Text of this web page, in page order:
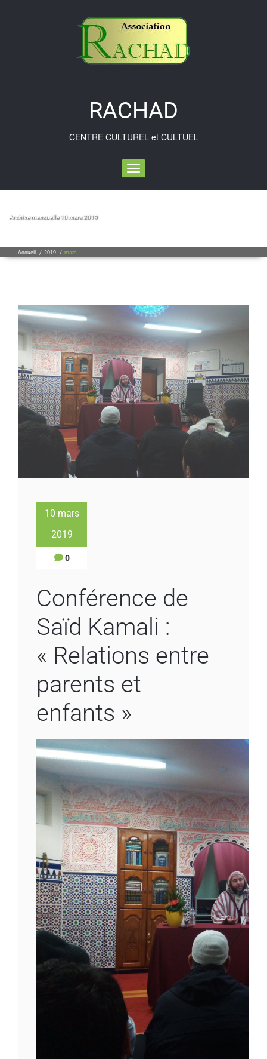
RACHAD
CENTRE CULTUREL et CULTUEL
Toggle navigation
Archive mensuelle 10 mars 2019
Accueil / 2019 / mars
10 mars
2019
0
Conférence de
Saïd Kamali :
« Relations entre
parents et
enfants »